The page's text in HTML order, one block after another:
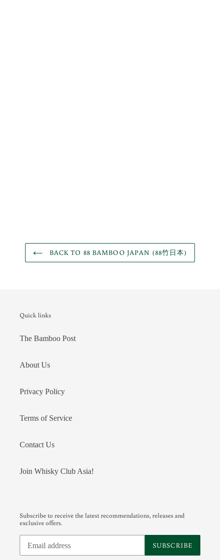
BACK TO 88 BAMBOO JAPAN (88竹日本)
Quick links
The Bamboo Post
About Us
Privacy Policy
Terms of Service
Contact Us
Join Whisky Club Asia!
Subscribe to receive the latest recommendations, releases and
exclusive offers.
SUBSCRIBE